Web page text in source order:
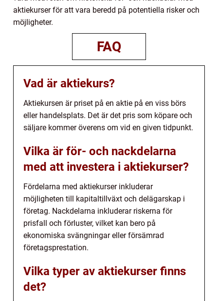
aktiekurser för att vara beredd på potentiella risker och
möjligheter.
FAQ
Vad är aktiekurs?
Aktiekursen är priset på en aktie på en viss börs
eller handelsplats. Det är det pris som köpare och
säljare kommer överens om vid en given tidpunkt.
Vilka är för- och nackdelarna
med att investera i aktiekurser?
Fördelarna med aktiekurser inkluderar
möjligheten till kapitaltillväxt och delägarskap i
företag. Nackdelarna inkluderar riskerna för
prisfall och förluster, vilket kan bero på
ekonomiska svängningar eller försämrad
företagsprestation.
Vilka typer av aktiekurser finns
det?